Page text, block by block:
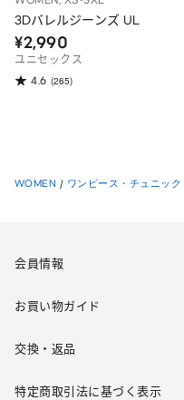
3Dバレルジーンズ UL
¥2,990
ユニセックス
4.6 (265)
WOMEN / ワンピース・チュニック
会員情報
お買い物ガイド
交換・返品
特定商取引法に基づく表示